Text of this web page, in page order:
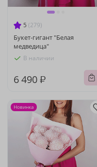
5 (279)
Букет-гигант "Белая
медведица"
В наличии
6 490 ₽
Новинка